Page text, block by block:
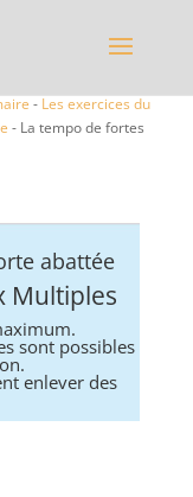
- Les exercices du
- La tempo de fortes
abattée
Multiples
sont possibles
enlever des